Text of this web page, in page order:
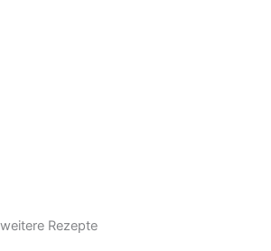
weitere Rezepte